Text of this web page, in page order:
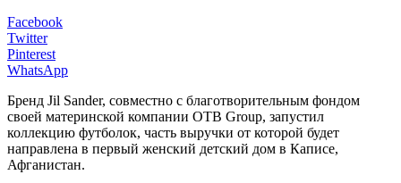
Facebook
Twitter
Pinterest
WhatsApp
Бренд Jil Sander, совместно с благотворительным фондом
своей материнской компании OTB Group, запустил
коллекцию футболок, часть выручки от которой будет
направлена в первый женский детский дом в Каписе,
Афганистан.